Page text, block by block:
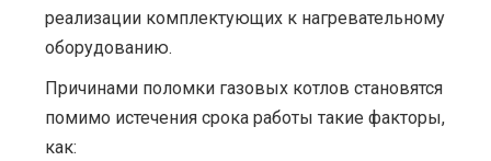
реализации комплектующих к нагревательному
оборудованию.
Причинами поломки газовых котлов становятся
помимо истечения срока работы такие факторы,
как: